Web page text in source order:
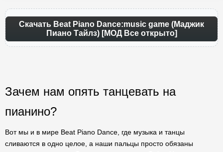
Скачать Beat Piano Dance:music game (Маджик
Пиано Тайлз) [МОД Все открыто]
Зачем нам опять танцевать на
пианино?
Вот мы и в мире Beat Piano Dance, где музыка и танцы
сливаются в одно целое, а наши пальцы просто обязаны